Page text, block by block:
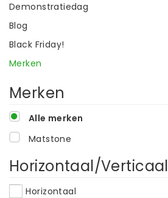
Demonstratiedag
Blog
Black Friday!
Merken
Merken
Alle merken
Matstone
Horizontaal/Verticaal
Horizontaal